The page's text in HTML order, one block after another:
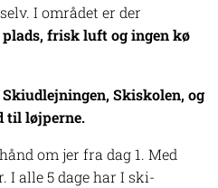
I området er der
plads, frisk luft og ingen kø
Skiskolen, og
til løjperne.
om jer fra dag 1. Med
I alle 5 dage har I ski-